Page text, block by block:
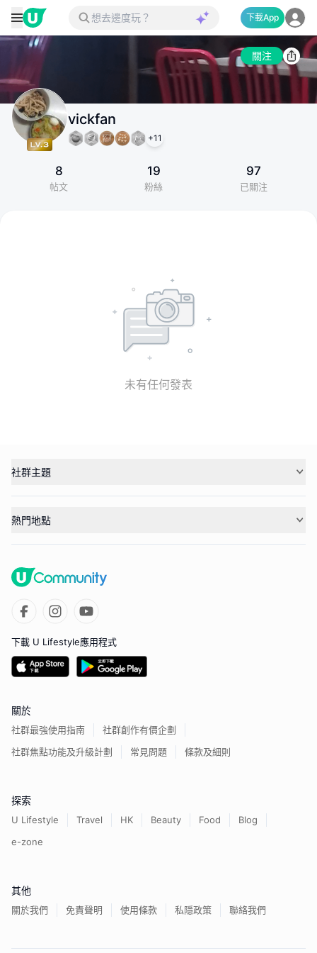
下載App
關注
vickfan
+11
8
帖文
19
粉絲
97
已關注
未有任何發表
社群主題
熱門地點
下載 U Lifestyle應用程式
關於
社群最強使用指南
社群創作有價企劃
社群焦點功能及升級計劃
常見問題 條款及細則
探索
U Lifestyle Travel HK Beauty Food
Blog
e-zone
其他
關於我們 免責聲明 使用條款 私隱政策 聯絡我們